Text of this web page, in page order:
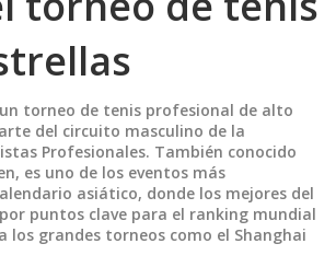
un torneo de tenis profesional de alto
del circuito masculino de la
Profesionales. También conocido
, es uno de los eventos más
asiático, donde los mejores del
puntos clave para el ranking mundial
los grandes torneos como el Shanghai